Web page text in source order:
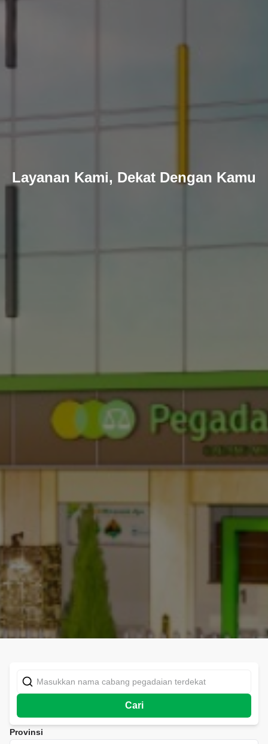
Layanan Kami, Dekat Dengan Kamu
Cari
Provinsi